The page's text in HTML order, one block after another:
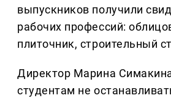
выпускников получили
рабочих профессий:
плиточник, строительный
Директор Марина
студентам не